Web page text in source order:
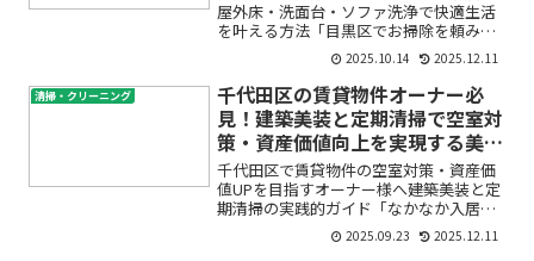
屋外床・洗面台・ソファ洗浄で快適生活
を叶える方法「目黒区でお掃除を頼みた
いけど、どこに依頼すればいいの？」
「プロに頼むメリットや費用が分からず
不安…」「自分で掃除するのは限界があ
るし、屋外やソファはどうや...
2025.10.14 2025.12.11
清掃・クリーニング
千代田区の賃貸物件オーナー必
見！建築美装と定期清掃で空室対
策・資産価値向上を実現する美装
サービスのご案内
千代田区で賃貸物件の空室対策・資産価
値UPを目指すオーナー様へ――建築美装と定
期清掃の実践的ガイド「なかなか入居者
が決まらない…」「築年数が経ち、物件
の魅力が落ちてきた」「管理や美装の手
2025.09.23 2025.12.11